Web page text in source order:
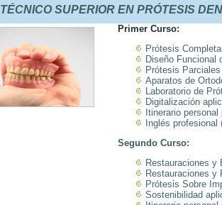
TÉCNICO SUPERIOR EN PRÓTESIS
Primer Curso:
Prótesis
Diseño Funcional
Prótesis
Aparatos de
Laboratorio de
Digitalización
Itinerario personal
Inglés profesional
Segundo Curso:
Restauraciones y
Restauraciones y
Prótesis Sobre
Sostenibilidad